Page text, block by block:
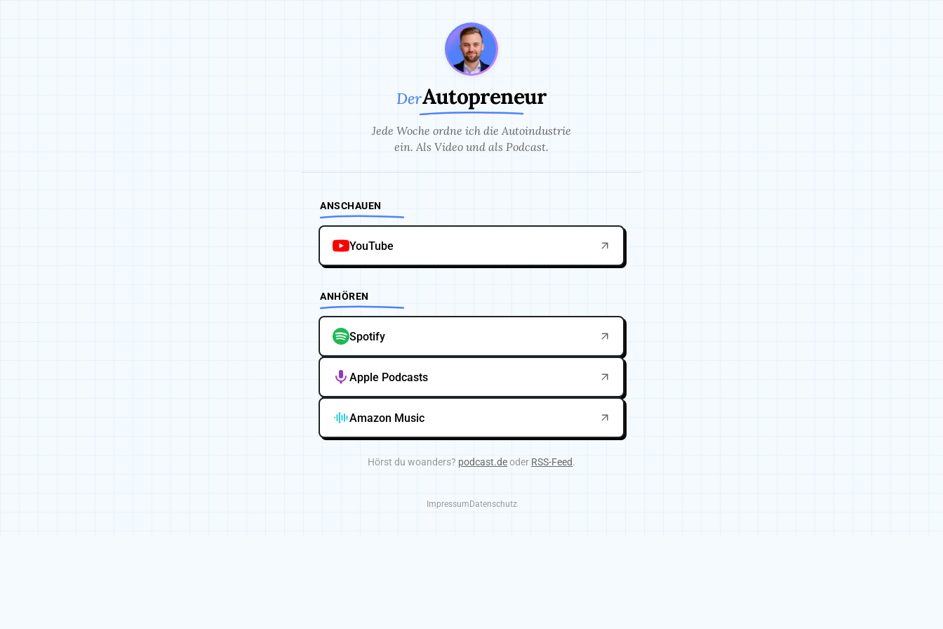
DerAutopreneur
Jede Woche ordne ich die Autoindustrie
ein. Als Video und als Podcast.
ANSCHAUEN
YouTube
ANHÖREN
Spotify
Apple Podcasts
Amazon Music
Hörst du woanders? podcast.deoder RSS-Feed.
Impressum Datenschutz